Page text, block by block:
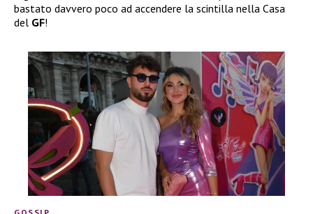
bastato davvero poco ad accendere la scintilla nella Casa
del GF!